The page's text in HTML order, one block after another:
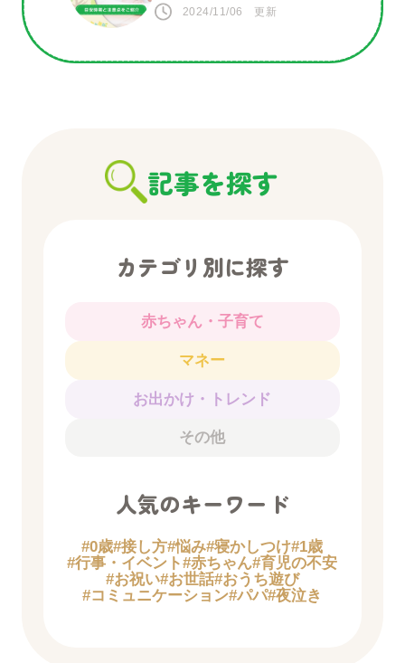
意点をご紹介
2024/11/06 更新
記事を探す
カテゴリ別に探す
赤ちゃん・子育て
マネー
お出かけ・トレンド
その他
人気のキーワード
#0歳#接し方#悩み#寝かしつけ#1歳
#行事・イベント#赤ちゃん#育児の不安
#お祝い#お世話#おうち遊び
#コミュニケーション#パパ#夜泣き